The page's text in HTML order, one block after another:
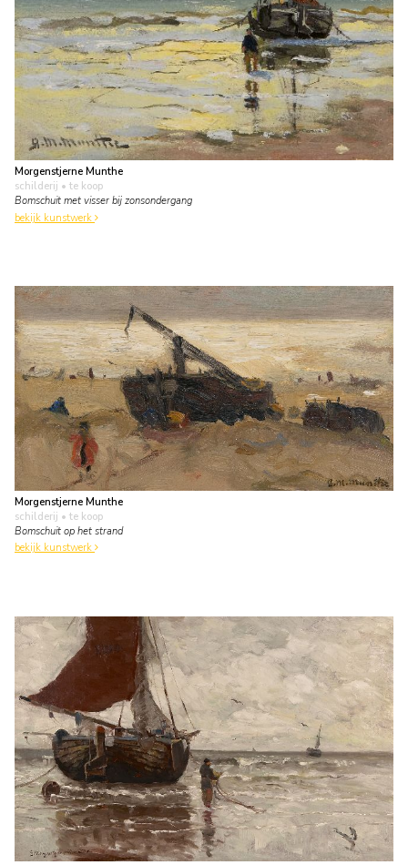
Morgenstjerne Munthe
schilderij • te koop
Bomschuit met visser bij zonsondergang
bekijk kunstwerk
Morgenstjerne Munthe
schilderij • te koop
Bomschuit op het strand
bekijk kunstwerk